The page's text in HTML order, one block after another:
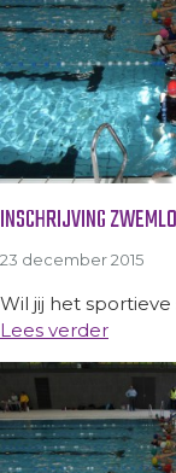
INSCHRIJVING
23 december 2015
Wil jij het
Lees verder